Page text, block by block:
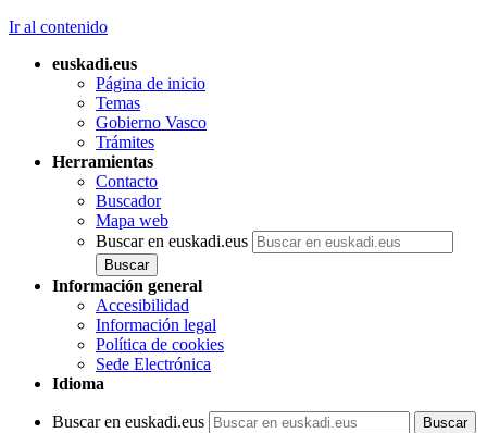
Ir al contenido
euskadi.eus
Página de inicio
Temas
Gobierno Vasco
Trámites
Herramientas
Contacto
Buscador
Mapa web
Buscar en euskadi.eus
Información general
Accesibilidad
Información legal
Política de cookies
Sede Electrónica
Idioma
Buscar en euskadi.eus